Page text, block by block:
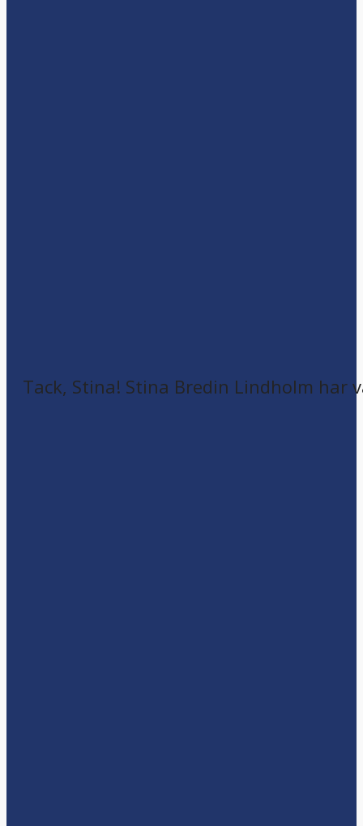
Tack, Stina! Stina Bredin Lindholm har